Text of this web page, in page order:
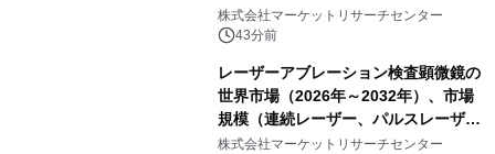
ャネル）・分析レポートを発表
株式会社マーケットリサーチセンター
43分前
レーザーアブレーション検査顕微鏡の
世界市場（2026年～2032年）、市場
規模（連続レーザー、パルスレーザ
ー）・分析レポートを発表
株式会社マーケットリサーチセンター